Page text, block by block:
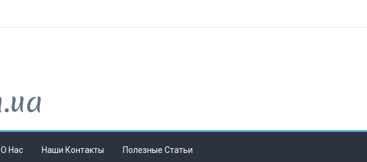
О Нас Наши Контакты Полезные Статьи